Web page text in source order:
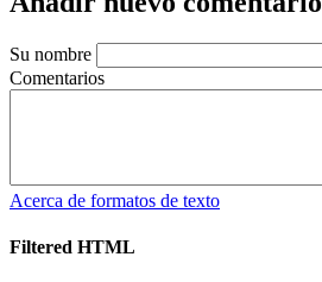
Su nombre
Comentarios
Acerca de formatos de texto
Filtered HTML